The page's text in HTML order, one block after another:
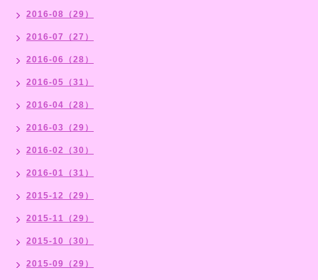
2016-08（29）
2016-07（27）
2016-06（28）
2016-05（31）
2016-04（28）
2016-03（29）
2016-02（30）
2016-01（31）
2015-12（29）
2015-11（29）
2015-10（30）
2015-09（29）